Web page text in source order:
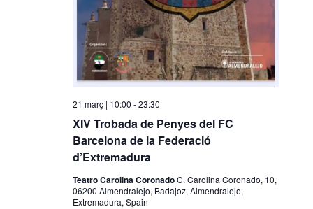
XIV Trobada de Penyes del FC
Barcelona de la Federació
d’Extremadura
21 març | 10:00 -23:30
Teatro Carolina CoronadoC. Carolina Coronado, 10,
06200 Almendralejo, Badajoz, Almendralejo,
Extremadura, Spain